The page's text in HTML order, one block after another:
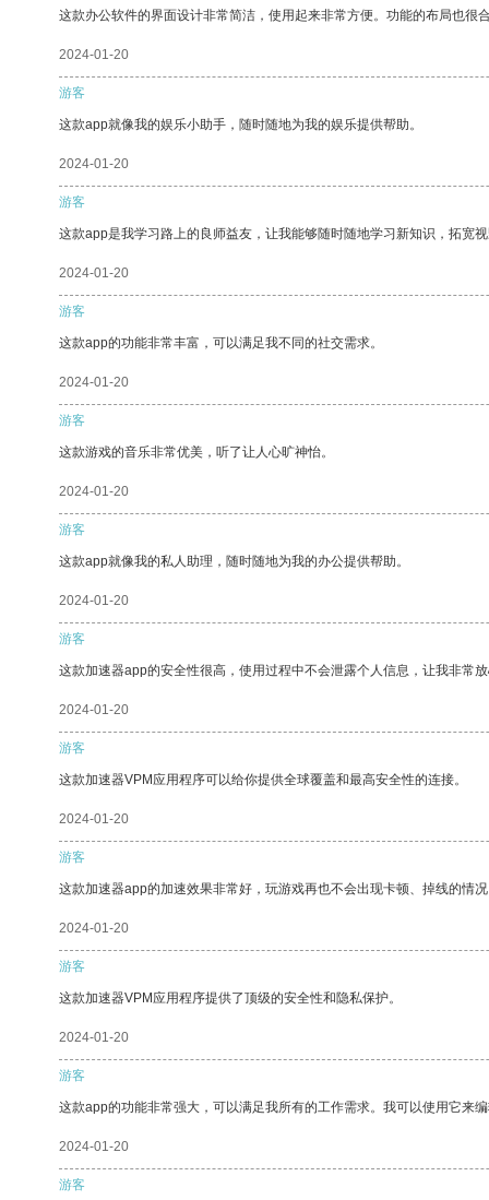
这款办公软件的界面设计非常简洁，使用起来非常方便。功能的布局也很
2024-01-20
游客
这款app就像我的娱乐小助手，随时随地为我的娱乐提供帮助。
2024-01-20
游客
这款app是我学习路上的良师益友，让我能够随时随地学习新知识，拓宽
2024-01-20
游客
这款app的功能非常丰富，可以满足我不同的社交需求。
2024-01-20
游客
这款游戏的音乐非常优美，听了让人心旷神怡。
2024-01-20
游客
这款app就像我的私人助理，随时随地为我的办公提供帮助。
2024-01-20
游客
这款加速器app的安全性很高，使用过程中不会泄露个人信息，让我非常
2024-01-20
游客
这款加速器VPM应用程序可以给你提供全球覆盖和最高安全性的连接。
2024-01-20
游客
这款加速器app的加速效果非常好，玩游戏再也不会出现卡顿、掉线的情
2024-01-20
游客
这款加速器VPM应用程序提供了顶级的安全性和隐私保护。
2024-01-20
游客
这款app的功能非常强大，可以满足我所有的工作需求。我可以使用它来
2024-01-20
游客